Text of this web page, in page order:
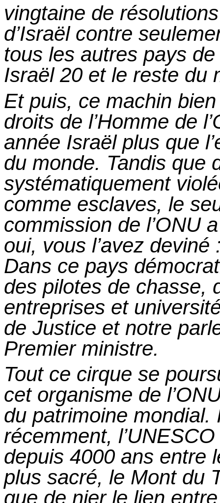
vingtaine de
d’Israël contre
tous les autres pays
Israël 20 et le reste du
Etpuis, ce machin
droits de l’Homme de
année Israël plus que
du monde. Tandis que
systématiquement
comme esclaves, le
commission de l’ONU
oui, vous l’avez deviné
Dans ce pays
des pilotes de chasse,
entreprises et
de Justice et notre
Premier ministre.
Tout ce cirque se
cet organisme de
du patrimoine
récemment,
depuis 4000 ans entre
plus sacré, le Mont du
que de nier le lien